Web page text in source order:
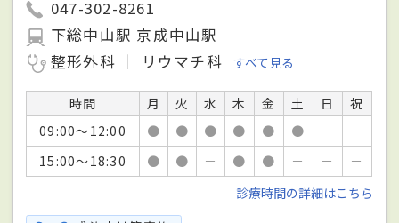
047-302-8261
下総中山駅 京成中山駅
整形外科
リウマチ科 すべて見る
時間 月 火 水 木 金 土 日
祝
09:00～12:00
● ● ● ● ● ● －
－
15:00～18:30
● ● － ● ● － －
－
診療時間の詳細はこちら